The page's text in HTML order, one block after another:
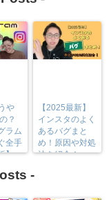
や
？
ラム
全手
】
【2025最新】
インスタのよく
あるバグまと
め！原因や対処
法を紹介！
-